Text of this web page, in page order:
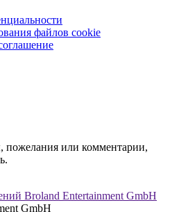
файлов cookie
пожелания или комментарии,
GmbH